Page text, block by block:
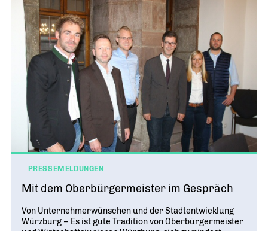
PRESSEMELDUNGEN
Mit dem Oberbürgermeister im Gespräch
Von Unternehmerwünschen und der Stadtentwicklung
Würzburg – Es ist gute Tradition von Oberbürgermeister